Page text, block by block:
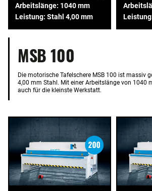
Arbeitslänge: 1040 mm
Leistung: Stahl 4,00 mm
MSB 100
Die motorische Tafelschere MSB 100 ist massiv
4,00 mm Stahl. Mit einer Arbeitslänge von 1040
auch für die kleinste Werkstatt.